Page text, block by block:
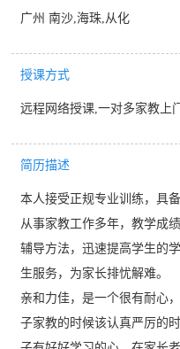
广州 南沙,海珠,从化
授课方式
远程网络授课,一对多家教上门
简历描述
本人接受正规专业训练，具
从事家教工作多年，教学成
辅导方法，迅速提高学生的
生服务，为家长排忧解难。
亲和力佳，是一个很有耐心
子家教的时候该认真严厉的